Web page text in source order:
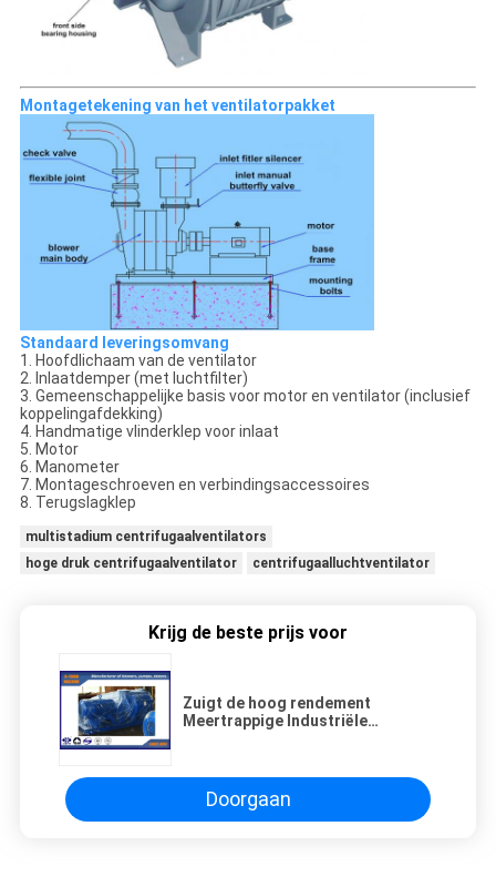
Montagetekening van het ventilatorpakket
Standaard leveringsomvang
1. Hoofdlichaam van de ventilator
2. Inlaatdemper (met luchtfilter)
3. Gemeenschappelijke basis voor motor en ventilator (inclusief
koppelingafdekking)
4. Handmatige vlinderklep voor inlaat
5. Motor
6. Manometer
7. Montageschroeven en verbindingsaccessoires
8. Terugslagklep
multistadium centrifugaalventilators
hoge druk centrifugaalventilator
centrifugaalluchtventilator
Krijg de beste prijs voor
Zuigt de hoog rendement
Meertrappige Industriële
Doorgaan